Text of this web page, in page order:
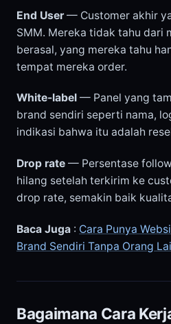
End User— Customer akhir
SMM. Mereka tidak tahu dari
berasal, yang mereka tahu
tempat mereka order.
White-label — Panel yang
brand sendiri seperti nama,
indikasi bahwa itu adalah
Drop rate — Persentase
hilang setelah terkirim ke
drop rate, semakin baik
Baca Juga : Cara Punya
Brand Sendiri Tanpa Orang
Bagaimana Cara